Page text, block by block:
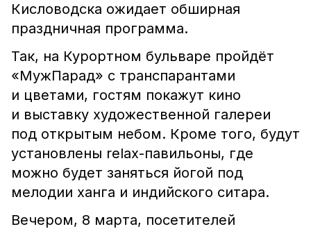
Кисловодска ожидает обширная
праздничная программа.
Так, на Курортном бульваре пройдёт
«МужПарад» с транспарантами
и цветами, гостям покажут кино
и выставку художественной галереи
под открытым небом. Кроме того, будут
установлены relax-павильоны, где
можно будет заняться йогой под
мелодии ханга и индийского ситара.
Вечером, 8 марта, посетителей